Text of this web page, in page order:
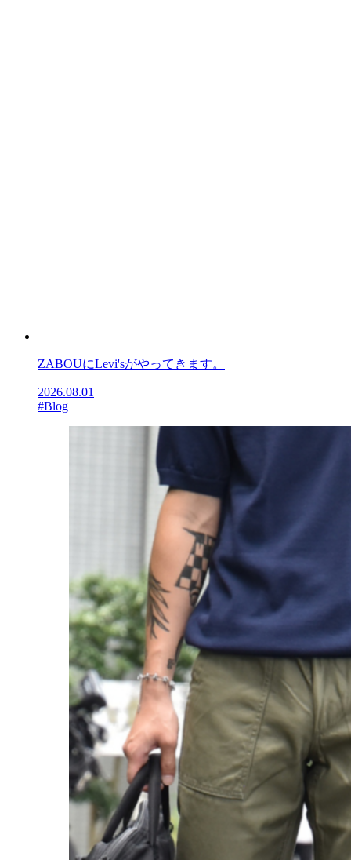
ZABOUにLevi'sがやってきます。
2026.08.01
#Blog